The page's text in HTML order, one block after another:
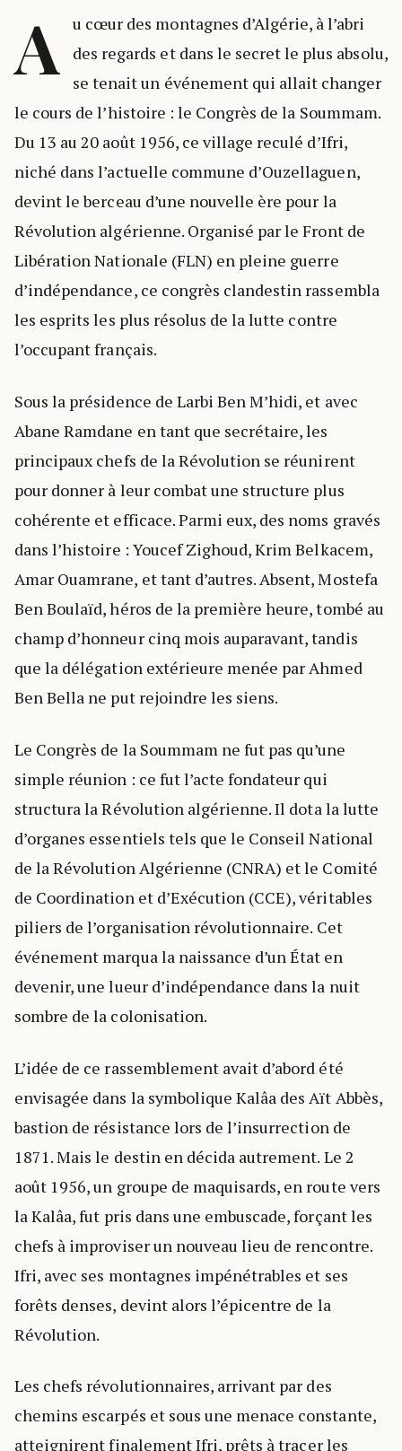
A
u cœur des montagnes d’Algérie, à l’abri
des regards et dans le secret le plus absolu,
se tenait un événement qui allait changer
le cours de l’histoire : le Congrès de la Soummam.
Du 13 au 20 août 1956, ce village reculé d’Ifri,
niché dans l’actuelle commune d’Ouzellaguen,
devint le berceau d’une nouvelle ère pour la
Révolution algérienne. Organisé par le Front de
Libération Nationale (FLN) en pleine guerre
d’indépendance, ce congrès clandestin rassembla
les esprits les plus résolus de la lutte contre
l’occupant français.
Sous la présidence de Larbi Ben M’hidi, et avec
Abane Ramdane en tant que secrétaire, les
principaux chefs de la Révolution se réunirent
pour donner à leur combat une structure plus
cohérente et efficace. Parmi eux, des noms gravés
dans l’histoire : Youcef Zighoud, Krim Belkacem,
Amar Ouamrane, et tant d’autres. Absent, Mostefa
Ben Boulaïd, héros de la première heure, tombé au
champ d’honneur cinq mois auparavant, tandis
que la délégation extérieure menée par Ahmed
Ben Bella ne put rejoindre les siens.
Le Congrès de la Soummam ne fut pas qu’une
simple réunion : ce fut l’acte fondateur qui
structura la Révolution algérienne. Il dota la lutte
d’organes essentiels tels que le Conseil National
de la Révolution Algérienne (CNRA) et le Comité
de Coordination et d’Exécution (CCE), véritables
piliers de l’organisation révolutionnaire. Cet
événement marqua la naissance d’un État en
devenir, une lueur d’indépendance dans la nuit
sombre de la colonisation.
L’idée de ce rassemblement avait d’abord été
envisagée dans la symbolique Kalâa des Aït Abbès,
bastion de résistance lors de l’insurrection de
1871. Mais le destin en décida autrement. Le 2
août 1956, un groupe de maquisards, en route vers
la Kalâa, fut pris dans une embuscade, forçant les
chefs à improviser un nouveau lieu de rencontre.
Ifri, avec ses montagnes impénétrables et ses
forêts denses, devint alors l’épicentre de la
Révolution.
Les chefs révolutionnaires, arrivant par des
chemins escarpés et sous une menace constante,
atteignirent finalement Ifri, prêts à tracer les